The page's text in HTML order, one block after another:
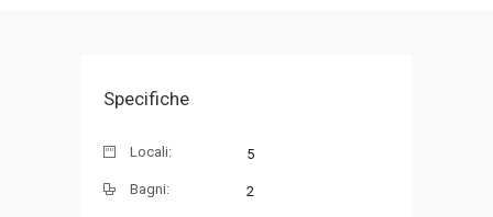
Specifiche
Locali: 5
Bagni: 2